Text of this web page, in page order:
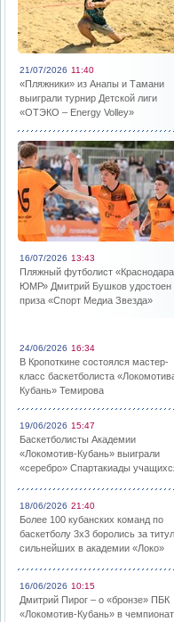
21/07/2026 11:40
«Пляжники» из Анапы и Тамани
выиграли турнир Детской лиги
«ОТЭКО – Energy Volley»
16/07/2026 13:43
Пляжный футболист
ЮМР» Дмитрий Бушков удостоен
приза «Спорт Медиа Звезда»
24/06/2026 16:34
В Кропоткине состоялся мастер-
класс баскетболиста
Кубань» Темирова
19/06/2026 15:47
Баскетболисты Академии
«Локомотив-Кубань» выиграли
«серебро» Спартакиады
18/06/2026 21:40
Более 100 кубанских команд по
баскетболу 3х3 боролись за титул
сильнейших в академии «Локо»
16/06/2026 10:15
Дмитрий Пирог – о «бронзе» ПБК
«Локомотив-Кубань» в